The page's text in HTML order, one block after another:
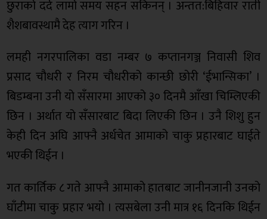
छुराको दर्द लामो समय सहन सकिनन् । अन्तत:बिहिवार राती
शैशबावस्थामै देह त्याग गरिन ।
लमही नगरपालिका वडा नम्बर ७ कप्तानगञ्ज निवासी शिव
प्रसाद चौधरी र निरम चौधरीको कान्छी छोरी ‘ईभान्सिका’ ।
बिडम्बना उनी यो सँसारमा आएको ३० दिनमै आँखा चिम्लिएकी
छिन । अर्थात यो सँसारबाट बिदा लिएकी छिन । उनै शिशु हुन
केही दिन अघि आफ्नै अर्धचेत आमाको चाकु प्रहारबाट घाईते
भएकी थिईन ।
गत कार्तिक ८ गते आफ्नै आमाको हातबाट जानीनजानी उनको
घाँटीमा चाकु प्रहार भयो । त्यसबेला उनी मात्र १६ दिनकि थिईन